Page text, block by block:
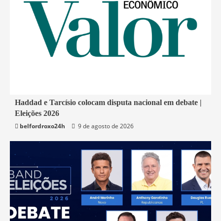
1 min read
Economia
Haddad e Tarcísio colocam disputa nacional em debate |
Eleições 2026
belfordroxo24h
9 de agosto de 2026